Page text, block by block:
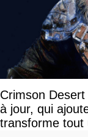
Crimson
à jour, qui
transforme tout